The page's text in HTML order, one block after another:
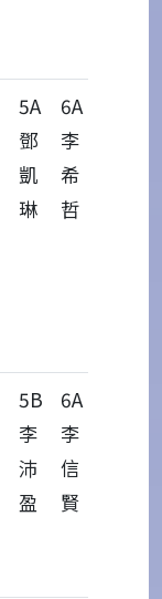
5A
鄧
凱
琳
6A
李
希
哲
5B
李
沛
盈
6A
李
信
賢